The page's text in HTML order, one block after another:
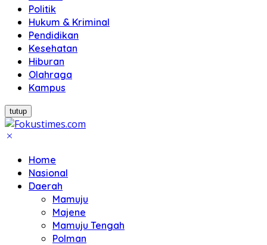
Politik
Hukum & Kriminal
Pendidikan
Kesehatan
Hiburan
Olahraga
Kampus
tutup
Home
Nasional
Daerah
Mamuju
Majene
Mamuju Tengah
Polman